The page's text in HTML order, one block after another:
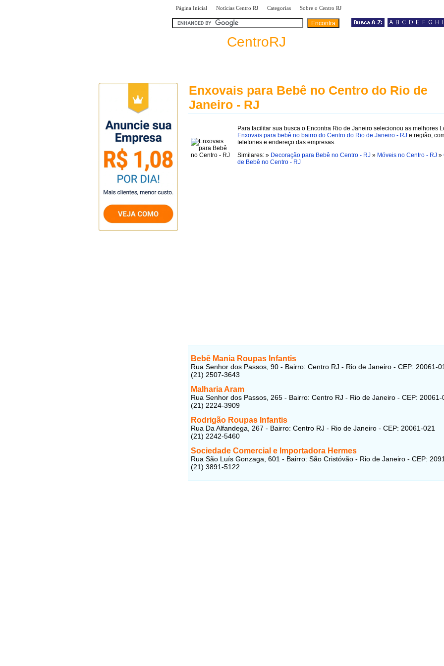
Página Inicial Notícias Centro RJ Categorias Sobre o Centro RJ
CentroRJ
Enxovais para Bebê no Centro do Rio de
Janeiro - RJ
Para facilitar sua busca o Encontra Rio de Janeiro selecionou as melhores
Enxovais para bebê no bairro do Centro do Rio de Janeiro - RJ e região,
telefones e endereço das empresas.
Similares: » Decoração para Bebê no Centro - RJ » Móveis no Centro - RJ »
de Bebê no Centro - RJ
Bebê Mania Roupas Infantis
Rua Senhor dos Passos, 90 - Bairro: Centro RJ - Rio de Janeiro - CEP: 20061-
(21) 2507-3643
Malharia Aram
Rua Senhor dos Passos, 265 - Bairro: Centro RJ - Rio de Janeiro - CEP: 20061-
(21) 2224-3909
Rodrigão Roupas Infantis
Rua Da Alfandega, 267 - Bairro: Centro RJ - Rio de Janeiro - CEP: 20061-021
(21) 2242-5460
Sociedade Comercial e Importadora Hermes
Rua São Luís Gonzaga, 601 - Bairro: São Cristóvão - Rio de Janeiro - CEP:
(21) 3891-5122